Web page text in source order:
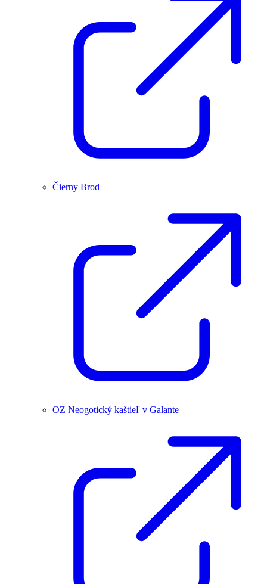
Čierny Brod
OZ Neogotický kaštieľ v Galante